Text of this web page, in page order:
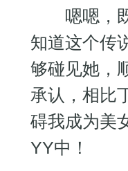
嗯嗯，既
知道这个传
够碰见她，
承认，相比
碍我成为美
YY中！